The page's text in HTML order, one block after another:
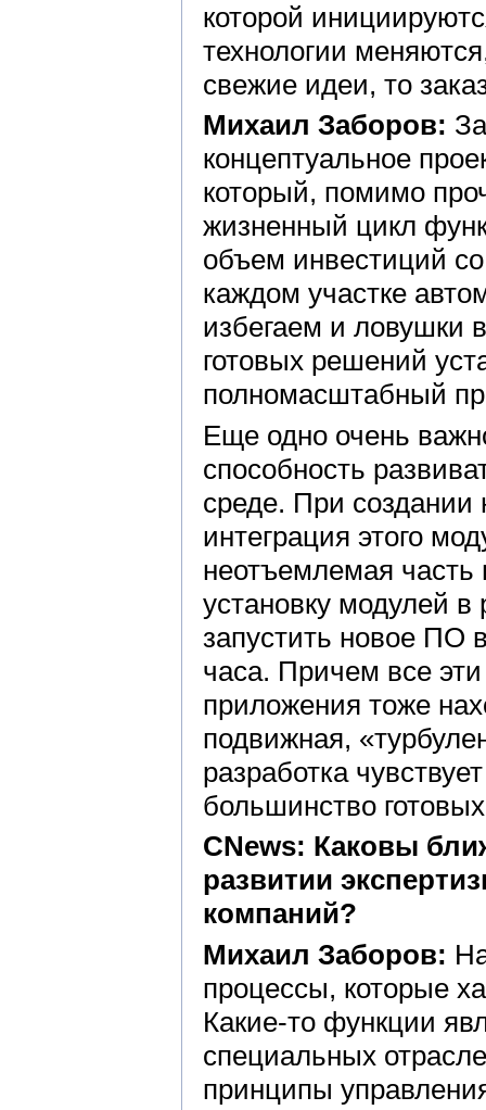
которой
технологии
свежие идеи, то
Михаил Заборов:
концептуальное
который, помимо
жизненный цикл
объем инвестиций
каждом участке
избегаем и ловушки
готовых решений
полномасштабный
Еще одно очень
способность
среде. При создании
интеграция этого
неотъемлемая часть
установку модулей
запустить новое ПО
часа. Причем все
приложения тоже
подвижная,
разработка
большинство
CNews: Каковы
развитии
компаний?
Михаил Заборов:
процессы, которые
Какие-то функции
специальных
принципы